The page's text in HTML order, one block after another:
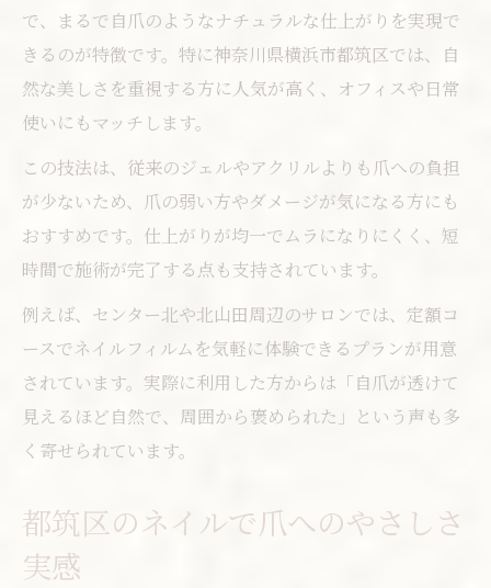
フィルイン対応ネイルで爪を傷めにくく
ネイル選びに迷う方へフィルインの基礎
フィルインで持ちとコスパを両立する方法
自爪に優しいネイル施術のメリット紹介
ネイルフィルムとの相性が良いフィルイン解
説
駅近で探す理想のネイルサロン活用法
駅近サロンで叶えるネイル選びの時短術
ネイルフィルム対応サロンの見極め方
通いやすさ重視のネイルサロンチェック法
理想のネイル探しに駅近を活用するコツ
自分に最適なネイルを見つけるチェック法
で、まるで自爪のようなナチュラルな仕上がりを実現で
きるのが特徴です。特に神奈川県横浜市都筑区では、自
然な美しさを重視する方に人気が高く、オフィスや日常
使いにもマッチします。
この技法は、従来のジェルやアクリルよりも爪への負担
が少ないため、爪の弱い方やダメージが気になる方にも
おすすめです。仕上がりが均一でムラになりにくく、短
時間で施術が完了する点も支持されています。
例えば、センター北や北山田周辺のサロンでは、定額コ
ースでネイルフィルムを気軽に体験できるプランが用意
されています。実際に利用した方からは「自爪が透けて
見えるほど自然で、周囲から褒められた」という声も多
く寄せられています。
都筑区のネイルで爪へのやさしさ
実感